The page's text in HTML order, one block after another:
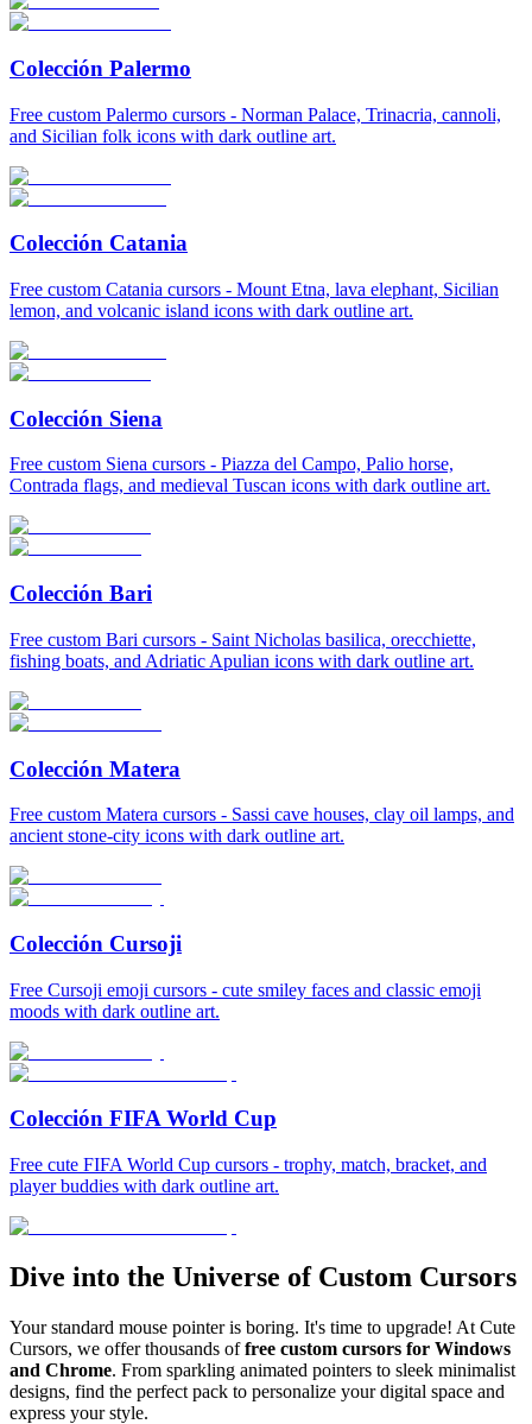
Colección Palermo
Free custom Palermo cursors - Norman Palace, Trinacria, cannoli,
and Sicilian folk icons with dark outline art.
Colección Catania
Free custom Catania cursors - Mount Etna, lava elephant, Sicilian
lemon, and volcanic island icons with dark outline art.
Colección Siena
Free custom Siena cursors - Piazza del Campo, Palio horse,
Contrada flags, and medieval Tuscan icons with dark outline art.
Colección Bari
Free custom Bari cursors - Saint Nicholas basilica, orecchiette,
fishing boats, and Adriatic Apulian icons with dark outline art.
Colección Matera
Free custom Matera cursors - Sassi cave houses, clay oil lamps, and
ancient stone-city icons with dark outline art.
Colección Cursoji
Free Cursoji emoji cursors - cute smiley faces and classic emoji
moods with dark outline art.
Colección FIFA World Cup
Free cute FIFA World Cup cursors - trophy, match, bracket, and
player buddies with dark outline art.
Dive into the Universe of Custom Cursors
Your standard mouse pointer is boring. It's time to upgrade! At Cute
Cursors, we offer thousands offree custom cursors for Windows
and Chrome. From sparkling animated pointers to sleek minimalist
designs, find the perfect pack to personalize your digital space and
express your style.